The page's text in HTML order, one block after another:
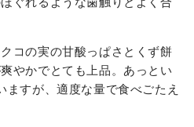
コの実の甘酸っぱさとくず餅
やかでとても上品。あっとい
ますが、適度な量で食べごたえ